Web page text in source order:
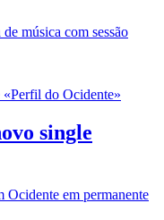
música com sessão
single
Ocidente em permanente